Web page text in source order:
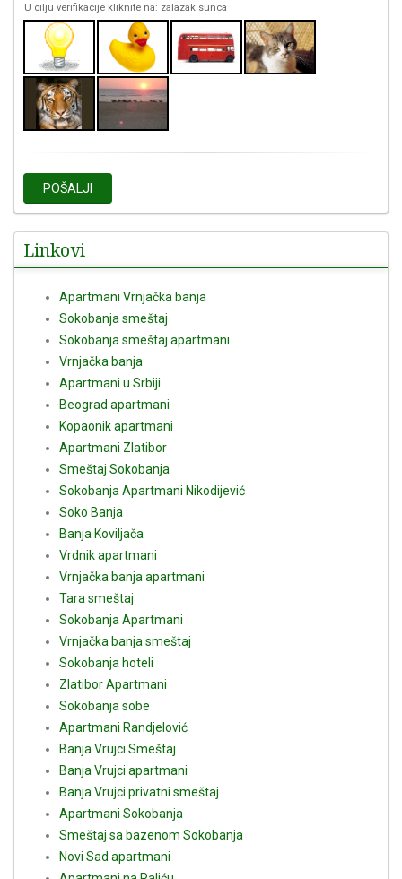
U cilju verifikacije kliknite na: zalazak sunca
POŠALJI
Linkovi
Apartmani Vrnjačka banja
Sokobanja smeštaj
Sokobanja smeštaj apartmani
Vrnjačka banja
Apartmani u Srbiji
Beograd apartmani
Kopaonik apartmani
Apartmani Zlatibor
Smeštaj Sokobanja
Sokobanja Apartmani Nikodijević
Soko Banja
Banja Koviljača
Vrdnik apartmani
Vrnjačka banja apartmani
Tara smeštaj
Sokobanja Apartmani
Vrnjačka banja smeštaj
Sokobanja hoteli
Zlatibor Apartmani
Sokobanja sobe
Apartmani Randjelović
Banja Vrujci Smeštaj
Banja Vrujci apartmani
Banja Vrujci privatni smeštaj
Apartmani Sokobanja
Smeštaj sa bazenom Sokobanja
Novi Sad apartmani